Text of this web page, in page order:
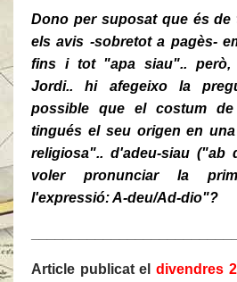
Dono per suposat que és
els avis -sobretot a pagès-
fins i tot "apa siau".. però,
Jordi.. hi afegeixo la
possible que el costum
tingués el seu origen en
religiosa".. d'adeu-siau ("ab
voler pronunciar la
l'expressió: A-deu/Ad-dio"?
Article publicat eldivendres